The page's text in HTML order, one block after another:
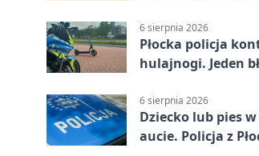
6 sierpnia 2026
Płocka policja
hulajnogi. Jeden
6 sierpnia 2026
Dziecko lub pies
aucie. Policja z